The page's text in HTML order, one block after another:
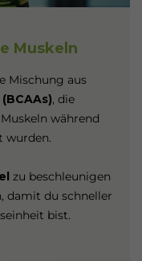
Muskeln
Mischung aus
, die
während
wurden.
zu beschleunigen
damit du schneller
bist.